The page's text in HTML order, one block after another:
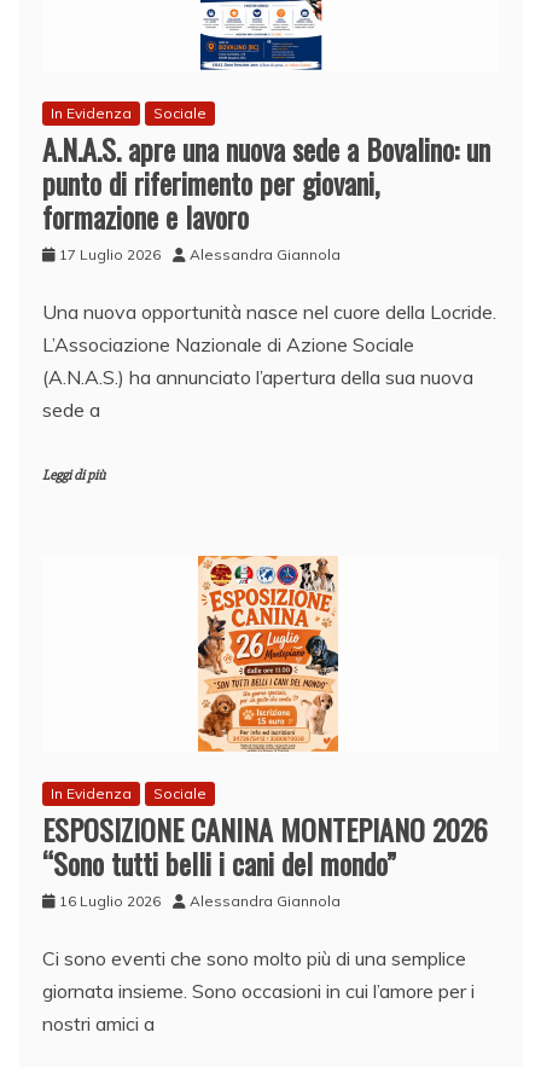
In Evidenza Sociale
A.N.A.S. apre una nuova sede a Bovalino: un
punto di riferimento per giovani,
formazione e lavoro
17 Luglio 2026 Alessandra Giannola
Una nuova opportunità nasce nel cuore della Locride.
L’Associazione Nazionale di Azione Sociale
(A.N.A.S.) ha annunciato l’apertura della sua nuova
sede a
Leggi di più
In Evidenza Sociale
ESPOSIZIONE CANINA MONTEPIANO 2026
“Sono tutti belli i cani del mondo”
16 Luglio 2026 Alessandra Giannola
Ci sono eventi che sono molto più di una semplice
giornata insieme. Sono occasioni in cui l’amore per i
nostri amici a